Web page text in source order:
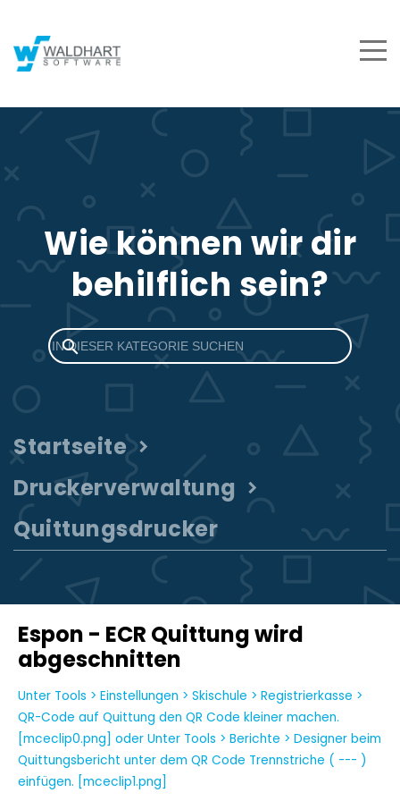
Wie können wir dir
behilflich sein?
Startseite
Druckerverwaltung
Quittungsdrucker
Espon - ECR Quittung wird
abgeschnitten
Unter Tools > Einstellungen > Skischule > Registrierkasse >
QR-Code auf Quittung den QR Code kleiner machen.
[mceclip0.png] oder Unter Tools > Berichte > Designer beim
Quittungsbericht unter dem QR Code Trennstriche ( --- )
einfügen. [mceclip1.png]